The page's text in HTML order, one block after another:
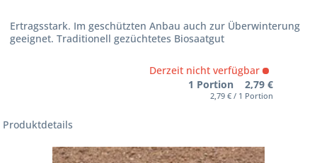
Ertragsstark. Im geschützten Anbau auch zur Überwinterung
geeignet. Traditionell gezüchtetes Biosaatgut
Derzeit nicht verfügbar
1 Portion 2,79 €
2,79 € / 1 Portion
Produktdetails